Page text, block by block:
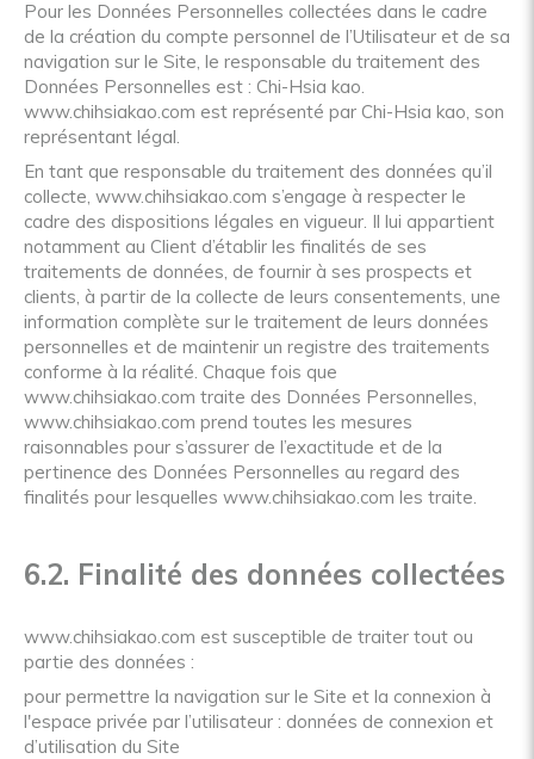
Pour les Données Personnelles collectées dans le cadre
de la création du compte personnel de l’Utilisateur et de sa
navigation sur le Site, le responsable du traitement des
Données Personnelles est : Chi-Hsia kao.
www.chihsiakao.com est représenté par Chi-Hsia kao, son
représentant légal.
En tant que responsable du traitement des données qu’il
collecte, www.chihsiakao.com s’engage à respecter le
cadre des dispositions légales en vigueur. Il lui appartient
notamment au Client d’établir les finalités de ses
traitements de données, de fournir à ses prospects et
clients, à partir de la collecte de leurs consentements, une
information complète sur le traitement de leurs données
personnelles et de maintenir un registre des traitements
conforme à la réalité. Chaque fois que
www.chihsiakao.com traite des Données Personnelles,
www.chihsiakao.com prend toutes les mesures
raisonnables pour s’assurer de l’exactitude et de la
pertinence des Données Personnelles au regard des
finalités pour lesquelles www.chihsiakao.com les traite.
6.2. Finalité des données collectées
www.chihsiakao.com est susceptible de traiter tout ou
partie des données :
pour permettre la navigation sur le Site et la connexion à
l'espace privée par l’utilisateur : données de connexion et
d’utilisation du Site